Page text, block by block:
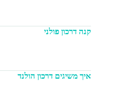
קנה דרכון פולני
איך משיגים דרכון הולנד